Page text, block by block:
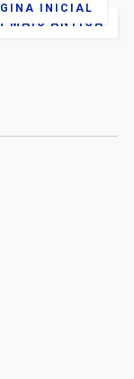
MAIS ANTIGA
INICIAL